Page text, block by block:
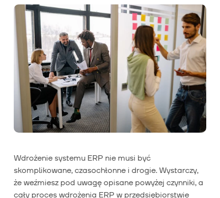
Wdrożenie systemu ERP nie musi być
skomplikowane, czasochłonne i drogie. Wystarczy,
że weźmiesz pod uwagę opisane powyżej czynniki, a
cały proces wdrożenia ERP w przedsiębiorstwie